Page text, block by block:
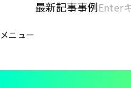
ン
ン
メニュー
[KC]
最新記事事例